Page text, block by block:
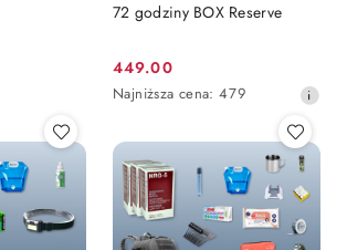
72 godziny BOX Reserve
Cena
promocyjna:
449.00
Najniższa
30
dni
przed
obniżką
Najniższa cena: 479